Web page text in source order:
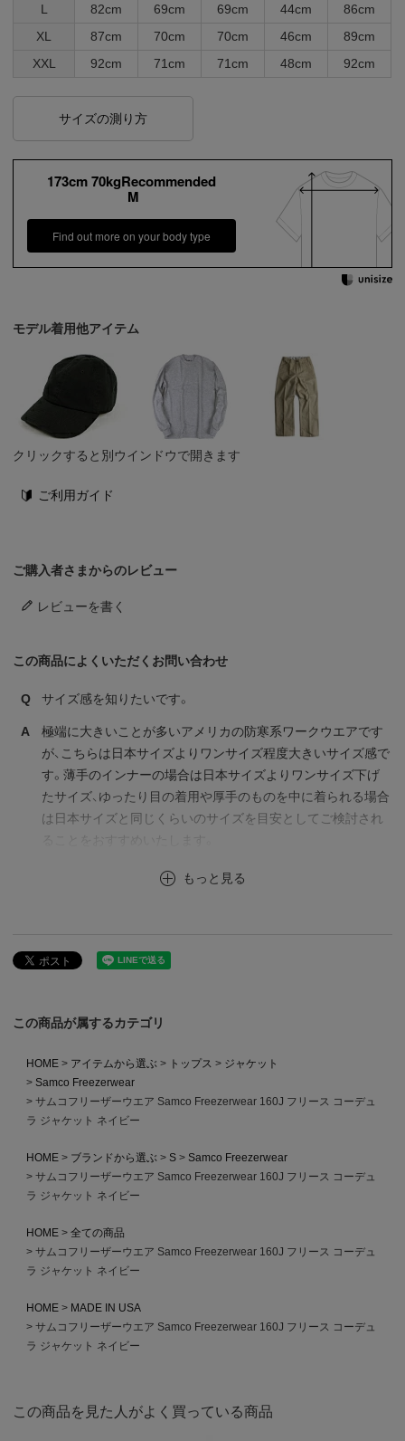
L 82cm 69cm 69cm 44cm
86cm
XL
87cm 70cm 70cm 46cm
89cm
XXL
92cm 71cm 71cm 48cm 92cm
サイズの測り方
173cm 70kgRecommended
M
Find out more on your body type
モデル着用他アイテム
クリックすると別ウインドウで開きます
ご利用ガイド
ご購入者さまからのレビュー
レビューを書く
この商品によくいただくお問い合わせ
Q サイズ感を知りたいです。
A
極端に大きいことが多いアメリカの防寒系ワークウエアです
が、こちらは日本サイズよりワンサイズ程度大きいサイズ感で
す。薄手のインナーの場合は日本サイズよりワンサイズ下げ
たサイズ、ゆったり目の着用や厚手のものを中に着られる場合
は日本サイズと同じくらいのサイズを目安としてご検討され
ることをおすすめいたします。
もっと見る
この商品が属するカテゴリ
HOME アイテムから選ぶ トップス
ジャケット
Samco Freezerwear
サムコフリーザーウエア Samco Freezerwear 160J フリース コーデュ
ラ ジャケット ネイビー
HOME ブランドから選ぶ S
Samco Freezerwear
サムコフリーザーウエア Samco Freezerwear 160J フリース コーデュ
ラ ジャケット ネイビー
HOME
全ての商品
サムコフリーザーウエア Samco Freezerwear 160J フリース コーデュ
ラ ジャケット ネイビー
HOME
MADE IN USA
サムコフリーザーウエア Samco Freezerwear 160J フリース コーデュ
ラ ジャケット ネイビー
この商品を見た人がよく買っている商品